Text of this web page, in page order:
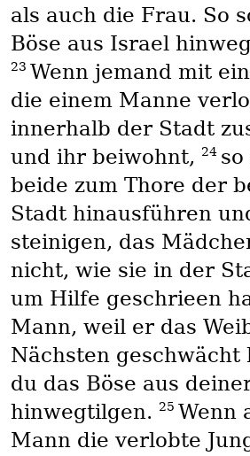
als auch die Frau. So
Böse aus Israel
23 Wenn jemand mit
die einem Manne
innerhalb der Stadt
und ihr beiwohnt,
24
beide zum Thore der
Stadt hinausführen
steinigen, das
nicht, wie sie in der
um Hilfe geschrieen
Mann, weil er das
Nächsten geschwächt
du das Böse aus
hinwegtilgen. 25 Wenn
Mann die verlobte